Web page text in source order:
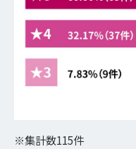
※集計数115件